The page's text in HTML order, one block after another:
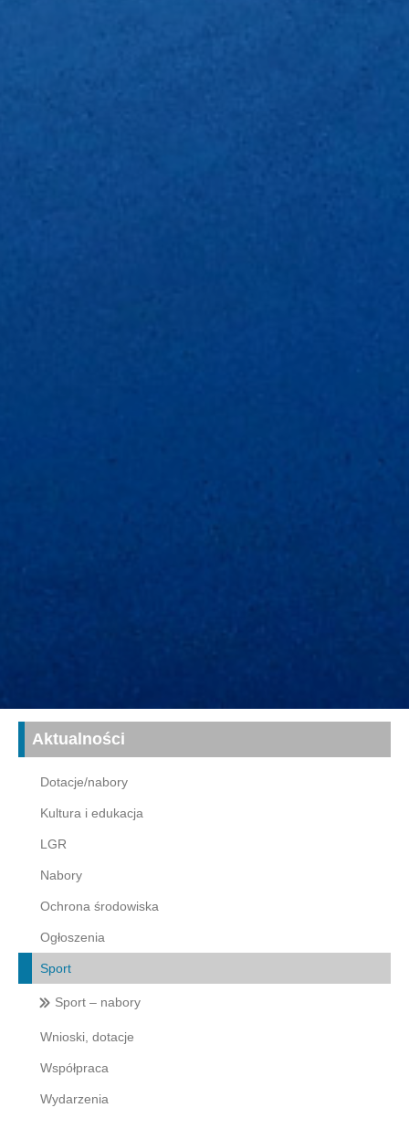
Aktualności
Dotacje/nabory
Kultura i edukacja
LGR
Nabory
Ochrona środowiska
Ogłoszenia
Sport
Sport – nabory
Wnioski, dotacje
Współpraca
Wydarzenia